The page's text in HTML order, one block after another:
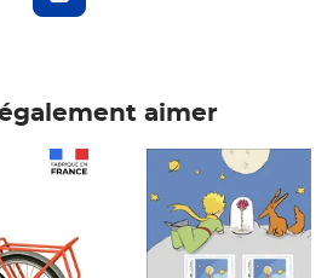
aimer
Prix 7,50€